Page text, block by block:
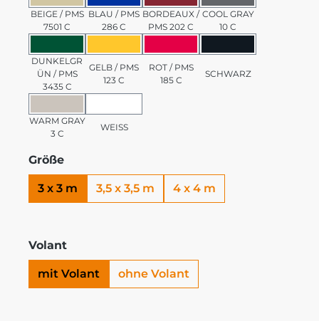
BEIGE / PMS 7501 C
BEIGE / PMS
7501 C
BLAU / PMS 286 C
BLAU / PMS
286 C
BORDEAUX / PMS 202 C
BORDEAUX /
PMS 202 C
COOL GRAY 10 C
COOL GRAY
10 C
DUNKELGRÜN / PMS 3435 C
DUNKELGR
ÜN / PMS
3435 C
GELB / PMS 123 C
GELB / PMS
123 C
ROT / PMS 185 C
ROT / PMS
185 C
SCHWARZ
SCHWARZ
WARM GRAY 3 C
WARM GRAY
3 C
WEISS
WEISS
Größe
3 x 3 m 3,5 x 3,5 m 4 x 4 m
Volant
mit Volant ohne Volant